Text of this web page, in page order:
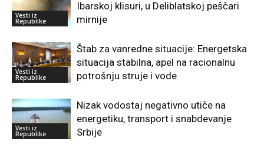
Vesti iz
Republike
Ibarskoj klisuri, u Deliblatskoj peščari
mirnije
Vesti iz
Republike
Štab za vanredne situacije: Energetska
situacija stabilna, apel na racionalnu
potrošnju struje i vode
Vesti iz
Republike
Nizak vodostaj negativno utiče na
energetiku, transport i snabdevanje
Srbije